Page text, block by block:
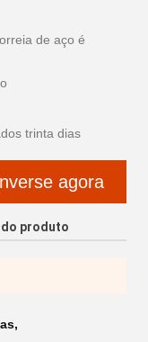
de aço é
trinta dias
agora
produto
,